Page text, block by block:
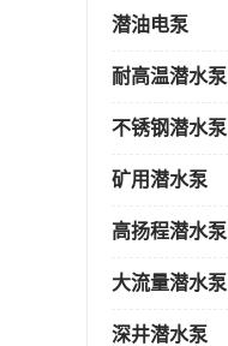
潜油电泵
耐高温潜水泵
不锈钢潜水泵
矿用潜水泵
高扬程潜水泵
大流量潜水泵
深井潜水泵